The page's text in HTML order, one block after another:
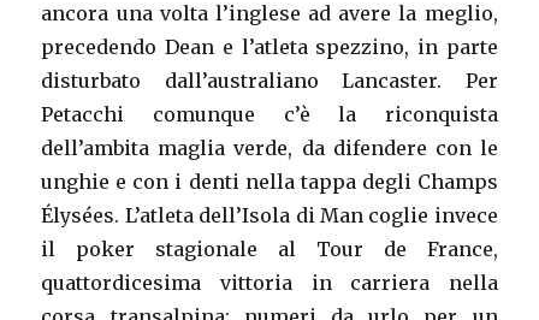
ancora una volta l’inglese ad avere la meglio,
precedendo Dean e l’atleta spezzino, in parte
disturbato dall’australiano Lancaster. Per
Petacchi comunque c’è la riconquista
dell’ambita maglia verde, da difendere con le
unghie e con i denti nella tappa degli Champs
Élysées. L’atleta dell’Isola di Man coglie invece
il poker stagionale al Tour de France,
quattordicesima vittoria in carriera nella